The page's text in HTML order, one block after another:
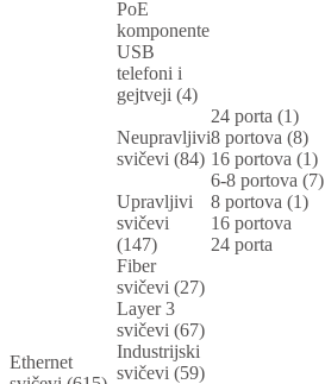
PoE
komponente
USB
telefoni i
gejtveji (4)
Ethernet
Neupravljivi
svičevi (84)
24 porta (1)
8 portova (8)
16 portova (1)
6-8 portova (7)
Upravljivi
svičevi
(147)
8 portova (1)
16 portova
24 porta
Fiber
svičevi (27)
Layer 3
svičevi (67)
Industrijski
svičevi (59)